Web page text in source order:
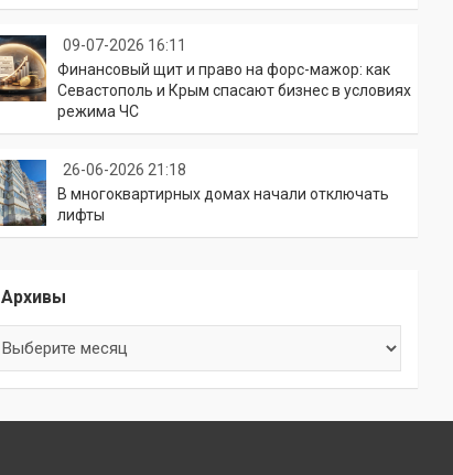
09-07-2026 16:11
Финансовый щит и право на форс-мажор: как
Севастополь и Крым спасают бизнес в условиях
режима ЧС
26-06-2026 21:18
В многоквартирных домах начали отключать
лифты
Архивы